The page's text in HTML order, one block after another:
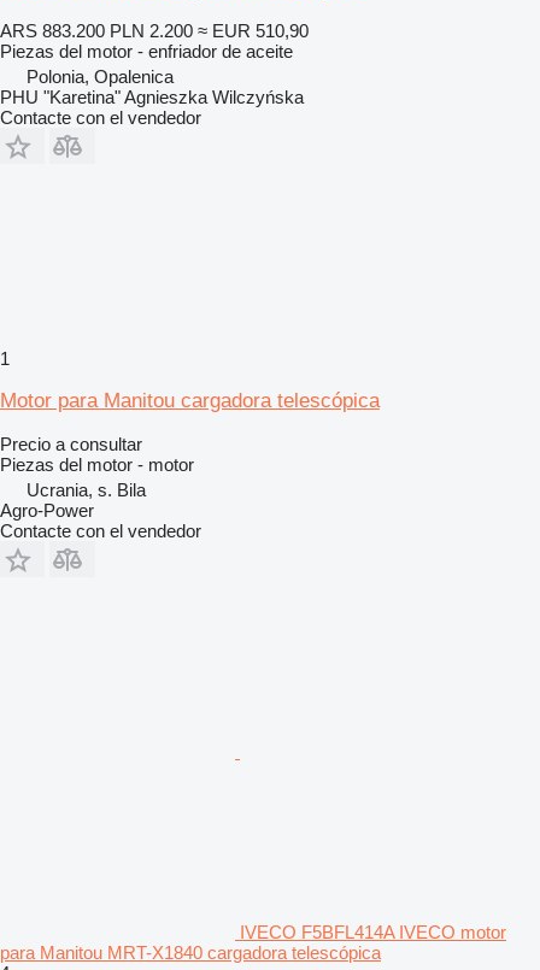
ARS 883.200 PLN 2.200 ≈ EUR 510,90
Piezas del motor - enfriador de aceite
Polonia, Opalenica
PHU "Karetina" Agnieszka Wilczyńska
Contacte con el vendedor
1
Motor para Manitou cargadora telescópica
Precio a consultar
Piezas del motor - motor
Ucrania, s. Bila
Agro-Power
Contacte con el vendedor
IVECO F5BFL414A IVECO motor
para Manitou MRT-X1840 cargadora telescópica